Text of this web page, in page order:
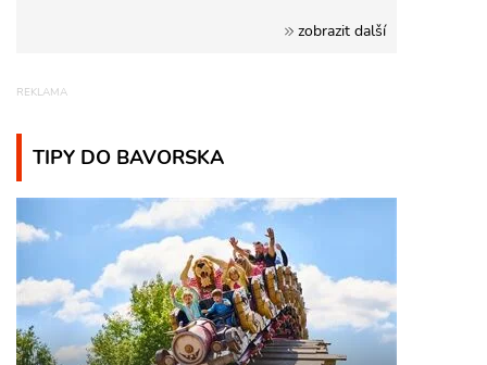
zobrazit další
TIPY DO BAVORSKA